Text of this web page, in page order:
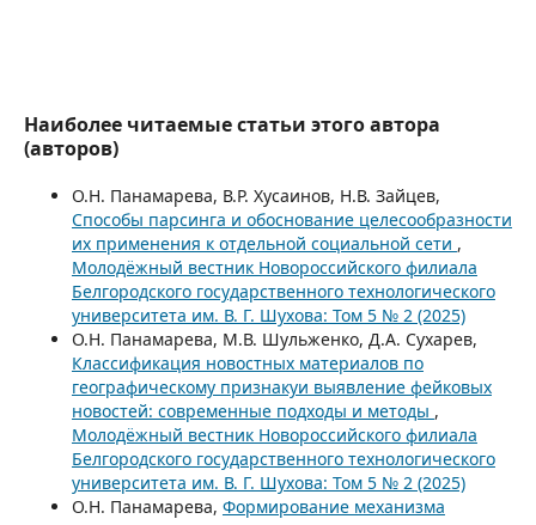
Наиболее читаемые статьи этого автора
(авторов)
О.Н. Панамарева, В.Р. Хусаинов, Н.В. Зайцев,
Способы парсинга и обоснование целесообразности
их применения к отдельной социальной сети ,
Молодёжный вестник Новороссийского филиала
Белгородского государственного технологического
университета им. В. Г. Шухова: Том 5 № 2 (2025)
О.Н. Панамарева, М.В. Шульженко, Д.А. Сухарев,
Классификация новостных материалов по
географическому признакуи выявление фейковых
новостей: современные подходы и методы ,
Молодёжный вестник Новороссийского филиала
Белгородского государственного технологического
университета им. В. Г. Шухова: Том 5 № 2 (2025)
О.Н. Панамарева, Формирование механизма